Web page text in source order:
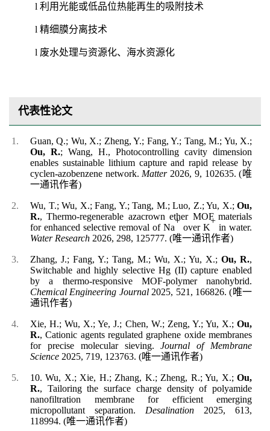
l 利用光能或低品位热能再生的吸附技术
l 精细膜分离技术
l 废水处理与资源化、海水资源化
代表性论文
Guan, Q.; Wu, X.; Zheng, Y.; Fang, Y.; Tang, M.; Yu, X.;
Ou, R.; Wang, H., Photocontrolling cavity dimension
enables sustainable lithium capture and rapid release by
cyclen-azobenzene network. Matter2026, 9, 102635. (唯
一通讯作者)
Wu, T.; Wu, X.; Fang, Y.; Tang, M.; Luo, Z.; Yu, X.; Ou,
R., Thermo-regenerable azacrown ether MOF materials
for enhanced selective removal of Na
+
over K
+
in water.
Water Research 2026, 298, 125777. (唯一通讯作者)
Zhang, J.; Fang, Y.; Tang, M.; Wu, X.; Yu, X.; Ou, R.,
Switchable and highly selective Hg (II) capture enabled
by a thermo-responsive MOF-polymer nanohybrid.
Chemical Engineering Journal2025, 521 , 166826. (唯一
通讯作者)
Xie, H.; Wu, X.; Ye, J.; Chen, W.; Zeng, Y.; Yu, X.; Ou,
R., Cationic agents regulated graphene oxide membranes
for precise molecular sieving.Journal of Membrane
Science 2025, 719, 123763. (唯一通讯作者)
10. Wu, X.; Xie, H.; Zhang, K.; Zheng, R.; Yu, X.; Ou,
R., Tailoring the surface charge density of polyamide
nanofiltration membrane for efficient emerging
micropollutant separation. Desalination 2025, 613,
118994. (唯一通讯作者)